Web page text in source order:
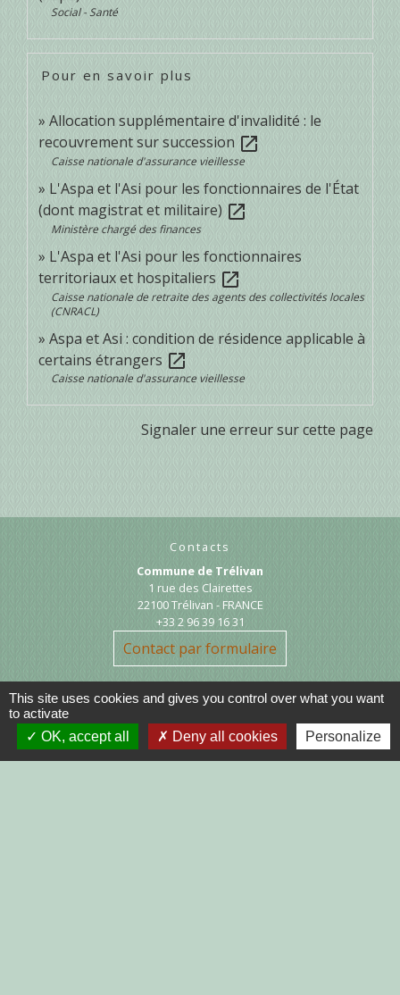
Social - Santé
Pour en savoir plus
Allocation supplémentaire d'invalidité : le
recouvrement sur succession open_in_new
Caisse nationale d'assurance vieillesse
L'Aspa et l'Asi pour les fonctionnaires de l'État
(dont magistrat et militaire) open_in_new
Ministère chargé des finances
L'Aspa et l'Asi pour les fonctionnaires
territoriaux et hospitaliers open_in_new
Caisse nationale de retraite des agents des collectivités locales
(CNRACL)
Aspa et Asi : condition de résidence applicable à
certains étrangers open_in_new
Caisse nationale d'assurance vieillesse
Signaler une erreur sur cette page
Contacts
Commune de Trélivan
1 rue des Clairettes
22100 Trélivan - FRANCE
+33 2 96 39 16 31
Contact par formulaire
This site uses cookies and gives you control over what you want
to activate
OK, accept all
Deny all cookies Personalize